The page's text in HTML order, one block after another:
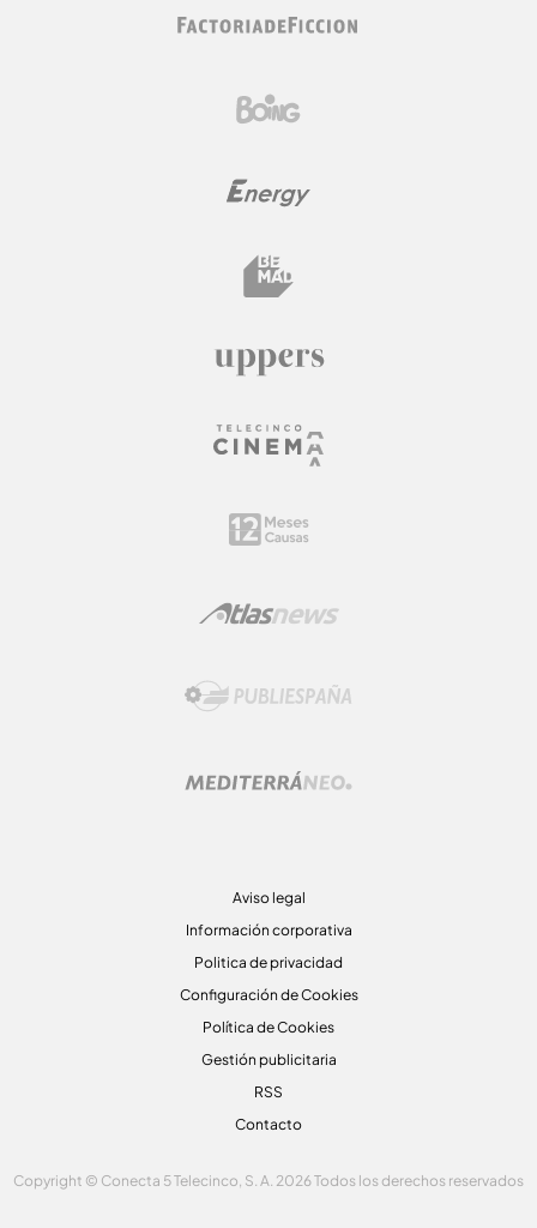
Aviso legal
Información corporativa
Politica de privacidad
Configuración de Cookies
Política de Cookies
Gestión publicitaria
RSS
Contacto
Copyright © Conecta 5 Telecinco, S. A. 2026 Todos los derechos reservados